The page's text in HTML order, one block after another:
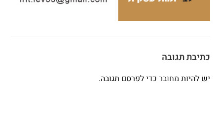
כתיבת תגובה
יש להיות מחובר כדי לפרסם תגובה.